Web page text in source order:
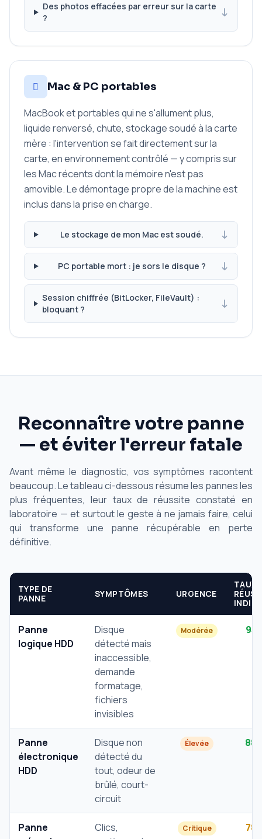
Des photos effacées par erreur sur la carte
?
Mac & PC portables
MacBook et portables qui ne s'allument plus,
liquide renversé, chute, stockage soudé à la carte
mère : l'intervention se fait directement sur la
carte, en environnement contrôlé — y compris sur
les Mac récents dont la mémoire n'est pas
amovible. Le démontage propre de la machine est
inclus dans la prise en charge.
Le stockage de mon Mac est soudé.
PC portable mort : je sors le disque ?
Session chiffrée (BitLocker, FileVault) :
bloquant ?
Reconnaître votre panne
— et éviter l'erreur fatale
Avant même le diagnostic, vos symptômes racontent
beaucoup. Le tableau ci-dessous résume les pannes les
plus fréquentes, leur taux de réussite constaté en
laboratoire — et surtout le geste à ne jamais faire, celui
qui transforme une panne récupérable en perte
définitive.
TYPE DE
PANNE
SYMPTÔMES URGENCE
TAUX
Panne
logique HDD
Disque
détecté mais
inaccessible,
demande
formatage,
fichiers
invisibles
Modérée
Panne
électronique
HDD
Disque non
détecté du
tout, odeur de
brûlé, court-
circuit
Élevée
Panne
Clics,
Critique